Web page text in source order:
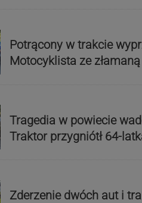
Potrącony w trakcie
Motocyklista ze
Tragedia w powiecie
Traktor przygniótł 64-
Zderzenie dwóch aut i